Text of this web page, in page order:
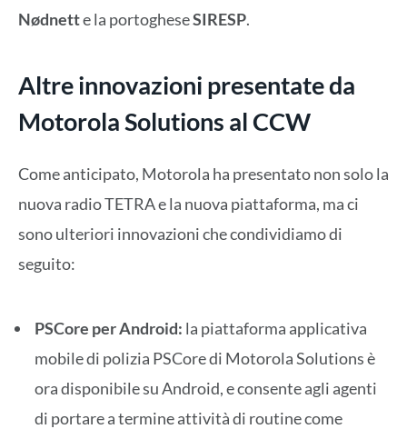
Nødnette la portogheseSIRESP.
Altre innovazioni presentate da
Motorola Solutions al CCW
Come anticipato, Motorola ha presentato non solo la
nuova radio TETRA e la nuova piattaforma, ma ci
sono ulteriori innovazioni che condividiamo di
seguito:
PSCore per Android: la piattaforma applicativa
mobile di polizia PSCore di Motorola Solutions è
ora disponibile su Android, e consente agli agenti
di portare a termine attività di routine come